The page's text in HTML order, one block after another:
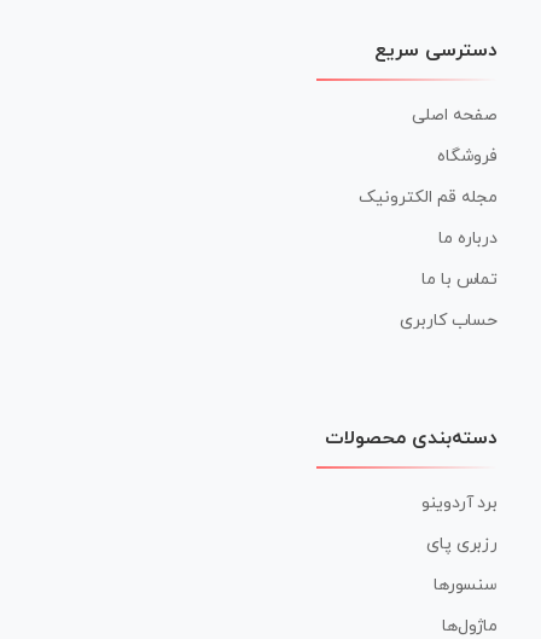
دسترسی سریع
صفحه اصلی
فروشگاه
مجله قم الکترونیک
درباره ما
تماس با ما
حساب کاربری
دسته‌بندی محصولات
برد آردوینو
رزبری پای
سنسورها
ماژول‌ها